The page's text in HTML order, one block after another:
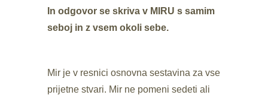
In odgovor se skriva v MIRU s samim
seboj in z vsem okoli sebe.
Mir je v resnici osnovna sestavina za vse
prijetne stvari. Mir ne pomeni sedeti ali